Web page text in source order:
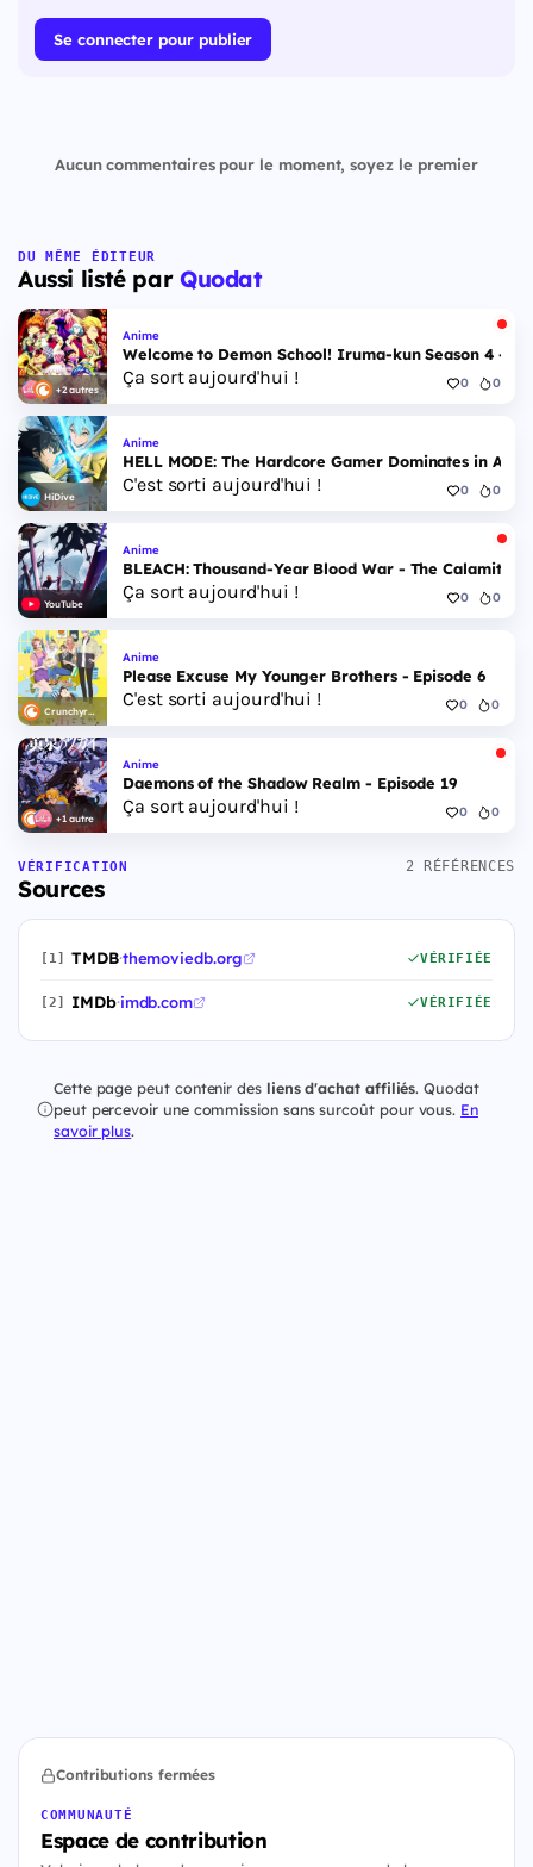
Se connecter pour publier
Aucun commentaires pour le moment, soyez le premier
DU MÊME ÉDITEUR
Aussi listé par Quodat
+2 autres
Anime
Welcome to Demon School! Iruma-kun Season 4 -
Ça sort aujourd'hui ! 0 0
HiDive
Anime
HELL MODE: The Hardcore Gamer Dominates in
C'est sorti aujourd'hui ! 0 0
YouTube
Anime
BLEACH: Thousand-Year Blood War - The Calamity -
Ça sort aujourd'hui ! 0 0
Crunchyroll
Anime
Please Excuse My Younger Brothers - Episode 6
C'est sorti aujourd'hui ! 0 0
+1 autre
Anime
Daemons of the Shadow Realm - Episode 19
Ça sort aujourd'hui ! 0 0
VÉRIFICATION
Sources
2 RÉFÉRENCES
[1] TMDB·themoviedb.org VÉRIFIÉE
[2] IMDb·imdb.com VÉRIFIÉE
Cette page peut contenir des liens d'achat affiliés. Quodat
peut percevoir une commission sans surcoût pour vous. En
savoir plus.
Contributions fermées
COMMUNAUTÉ
Espace de contribution